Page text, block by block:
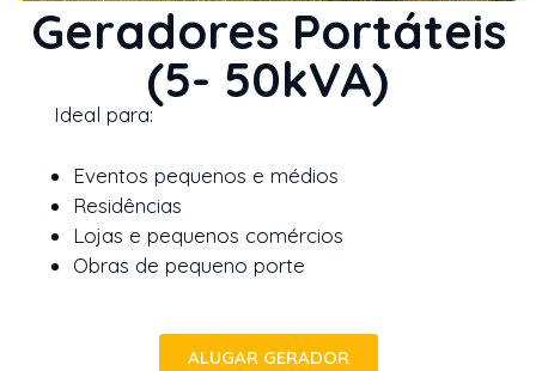
Geradores Portáteis
(5- 50kVA)
Ideal para:
Eventos pequenos e médios
Residências
Lojas e pequenos comércios
Obras de pequeno porte
ALUGAR GERADOR